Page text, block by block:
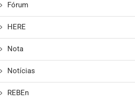
Fórum
HERE
Nota
Notícias
REBEn